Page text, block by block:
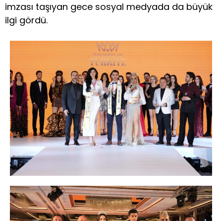
imzası taşıyan gece sosyal medyada da büyük
ilgi gördü.